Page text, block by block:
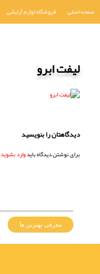
صفحه اصلی فروشگاه لوازم آرایشی
لیفت ابرو
دیدگاهتان را بنویسید
برای نوشتن دیدگاه بایدوارد بشوید.
معرفی بهترین ها